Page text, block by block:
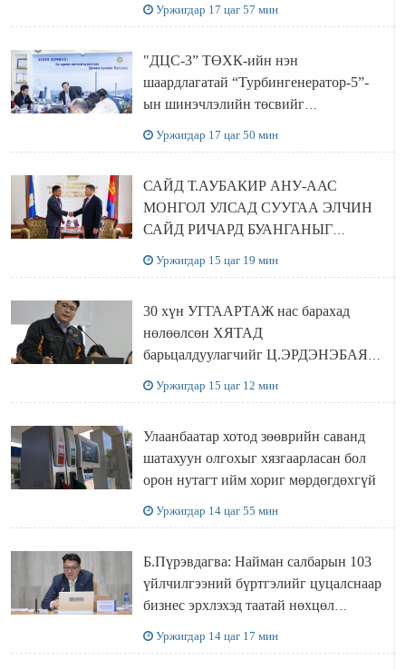
Уржигдар 17 цаг 57 мин
"ДЦС-3” ТӨХК-ийн нэн
шаардлагатай “Турбингенератор-5”-
ын шинэчлэлийн төсвийг
Уржигдар 17 цаг 50 мин
САЙД Т.АУБАКИР АНУ-ААС
МОНГОЛ УЛСАД СУУГАА ЭЛЧИН
САЙД РИЧАРД БУАНГАНЫГ
Уржигдар 15 цаг 19 мин
30 хүн УГГААРТАЖ нас барахад
нөлөөлсөн ХЯТАД
барьцалдуулагчийг Ц.ЭРДЭНЭБАЯР
Уржигдар 15 цаг 12 мин
Улаанбаатар хотод зөөврийн саванд
шатахуун олгохыг хязгаарласан бол
орон нутагт ийм хориг мөрдөгдөхгүй
Уржигдар 14 цаг 55 мин
Б.Пүрэвдагва: Найман салбарын 103
үйлчилгээний бүртгэлийг цуцалснаар
бизнес эрхлэхэд таатай нөхцөл
Уржигдар 14 цаг 17 мин